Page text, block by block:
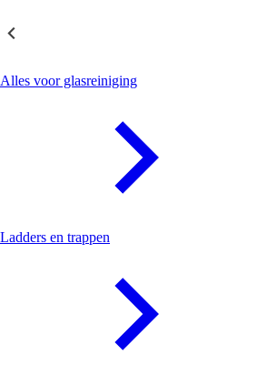
Alles voor glasreiniging
Ladders en trappen